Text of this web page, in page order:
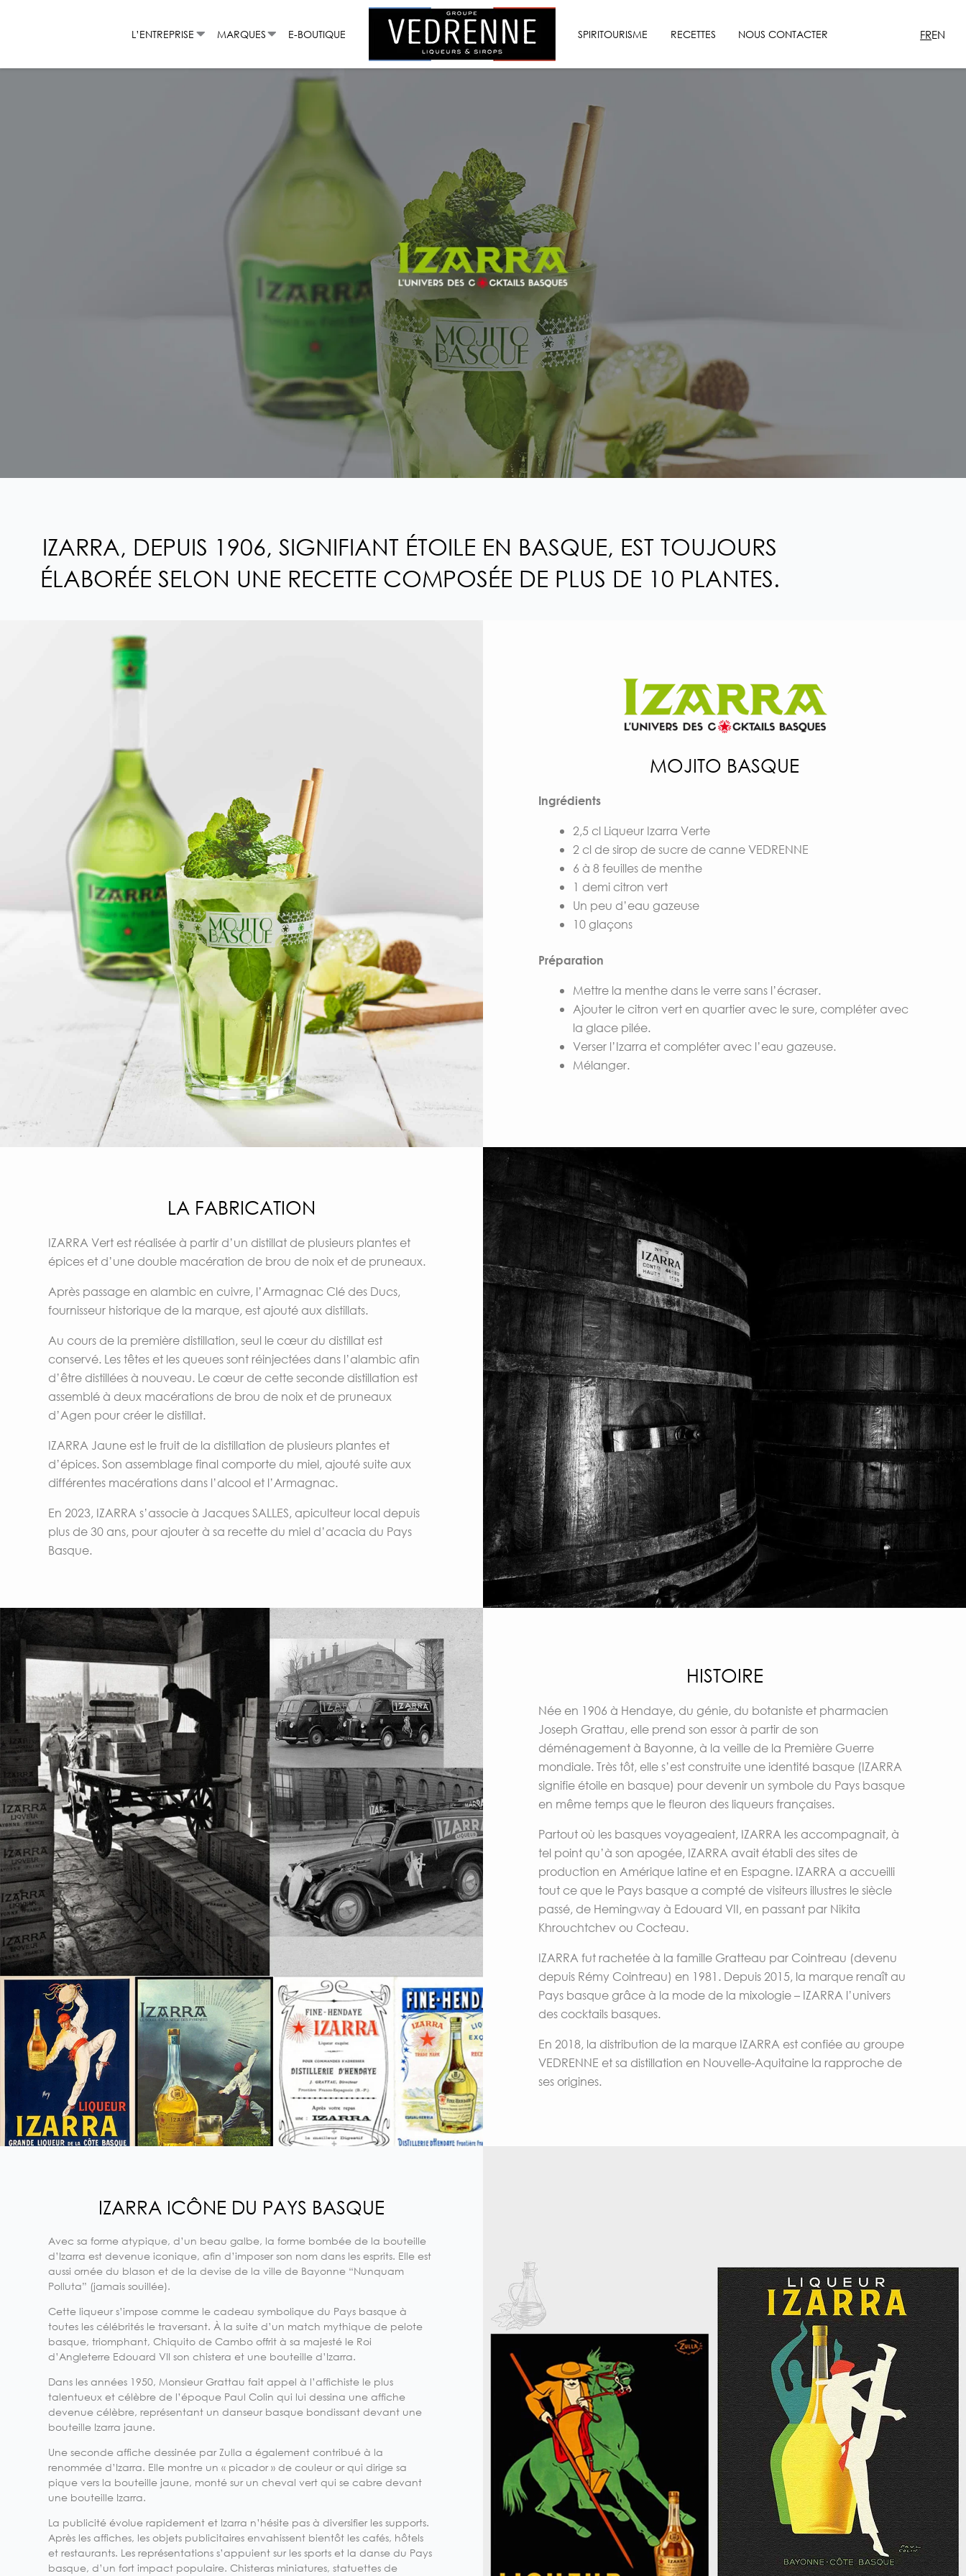
L’ENTREPRISE MARQUES E-BOUTIQUE
LIQUEURS
SIROPS
SPIRITOURISME RECETTES NOUS CONTACTER FREN
IZARRA, DEPUIS 1906, SIGNIFIANT ÉTOILE EN BASQUE, EST TOUJOURS
ÉLABORÉE SELON UNE RECETTE COMPOSÉE DE PLUS DE 10 PLANTES.
MOJITO BASQUE
Ingrédients
2,5 cl Liqueur Izarra Verte
2 cl de sirop de sucre de canne VEDRENNE
6 à 8 feuilles de menthe
1 demi citron vert
Un peu d’eau gazeuse
10 glaçons
Préparation
Mettre la menthe dans le verre sans l’écraser.
Ajouter le citron vert en quartier avec le sure, compléter avec
la glace pilée.
Verser l’Izarra et compléter avec l’eau gazeuse.
Mélanger.
LA FABRICATION
IZARRA Vert est réalisée à partir d’un distillat de plusieurs plantes et
épices et d’une double macération de brou de noix et de pruneaux.
Après passage en alambic en cuivre, l’Armagnac Clé des Ducs,
fournisseur historique de la marque, est ajouté aux distillats.
Au cours de la première distillation, seul le cœur du distillat est
conservé. Les têtes et les queues sont réinjectées dans l’alambic afin
d’être distillées à nouveau. Le cœur de cette seconde distillation est
assemblé à deux macérations de brou de noix et de pruneaux
d’Agen pour créer le distillat.
IZARRA Jaune est le fruit de la distillation de plusieurs plantes et
d’épices. Son assemblage final comporte du miel, ajouté suite aux
différentes macérations dans l’alcool et l’Armagnac.
En 2023, IZARRA s’associe à Jacques SALLES, apiculteur local depuis
plus de 30 ans, pour ajouter à sa recette du miel d’acacia du Pays
Basque.
HISTOIRE
Née en 1906 à Hendaye, du génie, du botaniste et pharmacien
Joseph Grattau, elle prend son essor à partir de son
déménagement à Bayonne, à la veille de la Première Guerre
mondiale. Très tôt, elle s’est construite une identité basque (IZARRA
signifie étoile en basque) pour devenir un symbole du Pays basque
en même temps que le fleuron des liqueurs françaises.
Partout où les basques voyageaient, IZARRA les accompagnait, à
tel point qu’à son apogée, IZARRA avait établi des sites de
production en Amérique latine et en Espagne. IZARRA a accueilli
tout ce que le Pays basque a compté de visiteurs illustres le siècle
passé, de Hemingway à Edouard VII, en passant par Nikita
Khrouchtchev ou Cocteau.
IZARRA fut rachetée à la famille Gratteau par Cointreau (devenu
depuis Rémy Cointreau) en 1981. Depuis 2015, la marque renaît au
Pays basque grâce à la mode de la mixologie – IZARRA l’univers
des cocktails basques.
En 2018, la distribution de la marque IZARRA est confiée au groupe
VEDRENNE et sa distillation en Nouvelle-Aquitaine la rapproche de
ses origines.
IZARRA ICÔNE DU PAYS BASQUE
Avec sa forme atypique, d’un beau galbe, la forme bombée de la bouteille
d’Izarra est devenue iconique, afin d’imposer son nom dans les esprits. Elle est
aussi ornée du blason et de la devise de la ville de Bayonne “Nunquam
Polluta” (jamais souillée).
Cette liqueur s’impose comme le cadeau symbolique du Pays basque à
toutes les célébrités le traversant. À la suite d’un match mythique de pelote
basque, triomphant, Chiquito de Cambo offrit à sa majesté le Roi
d’Angleterre Edouard VII son chistera et une bouteille d’Izarra.
Dans les années 1950, Monsieur Grattau fait appel à l’affichiste le plus
talentueux et célèbre de l’époque Paul Colin qui lui dessina une affiche
devenue célèbre, représentant un danseur basque bondissant devant une
bouteille Izarra jaune.
Une seconde affiche dessinée par Zulla a également contribué à la
renommée d’Izarra. Elle montre un « picador » de couleur or qui dirige sa
pique vers la bouteille jaune, monté sur un cheval vert qui se cabre devant
une bouteille Izarra.
La publicité évolue rapidement et Izarra n’hésite pas à diversifier les supports.
Après les affiches, les objets publicitaires envahissent bientôt les cafés, hôtels
et restaurants. Les représentations s’appuient sur les sports et la danse du Pays
basque, d’un fort impact populaire. Chisteras miniatures, statuettes de